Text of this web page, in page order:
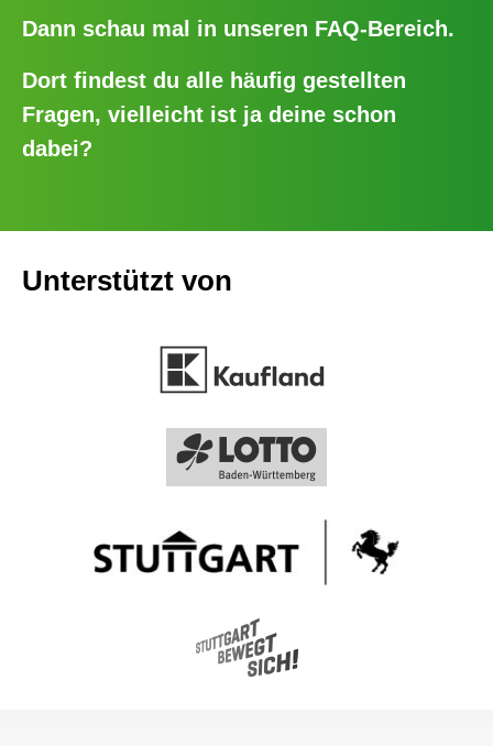
Dann schau mal in unseren FAQ-Bereich.
Dort findest du alle häufig gestellten
Fragen, vielleicht ist ja deine schon
dabei?
Unterstützt von